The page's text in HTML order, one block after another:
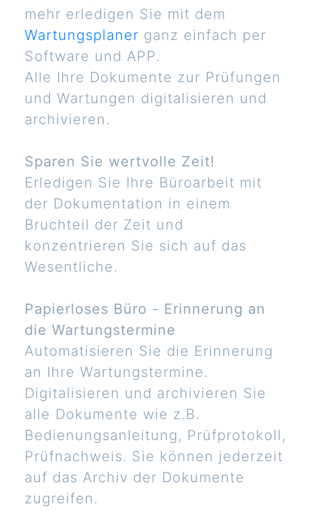
mehr erledigen Sie mit dem
Wartungsplaner ganz einfach per
Software und APP.
Alle Ihre Dokumente zur Prüfungen
und Wartungen digitalisieren und
archivieren.
Sparen Sie wertvolle Zeit!
Erledigen Sie Ihre Büroarbeit mit
der Dokumentation in einem
Bruchteil der Zeit und
konzentrieren Sie sich auf das
Wesentliche.
Papierloses Büro - Erinnerung an
die Wartungstermine
Automatisieren Sie die Erinnerung
an Ihre Wartungstermine.
Digitalisieren und archivieren Sie
alle Dokumente wie z.B.
Bedienungsanleitung, Prüfprotokoll,
Prüfnachweis. Sie können jederzeit
auf das Archiv der Dokumente
zugreifen.